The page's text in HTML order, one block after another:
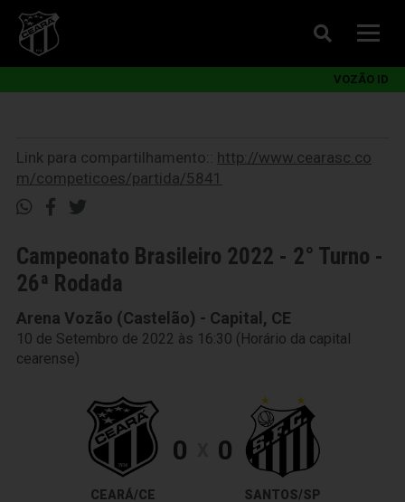
VOZÃO ID
Link para compartilhamento:: http://www.cearasc.co
m/competicoes/partida/5841
Campeonato Brasileiro 2022 - 2° Turno -
26ª Rodada
Arena Vozão (Castelão) - Capital, CE
10 de Setembro de 2022 às 16:30 (Horário da capital
cearense)
CEARÁ/CE
0 0
SANTOS/SP